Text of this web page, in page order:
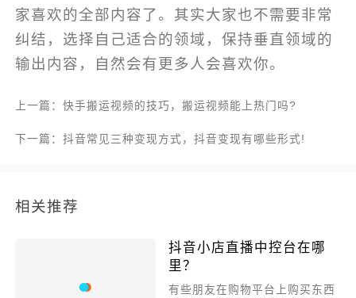
家喜欢的全部内容了。其实大家也不需要非常
纠结，选择自己适合的领域，保持垂直领域的
输出内容，自然会有更多人会喜欢你。
上一篇：快手搬运视频的技巧，搬运视频能上热门吗?
下一篇：抖音常见三种变现方式，抖音变现有哪些形式!
相关推荐
抖音小店直播中控台在哪
里？
有些朋友在购物平台上购买东西